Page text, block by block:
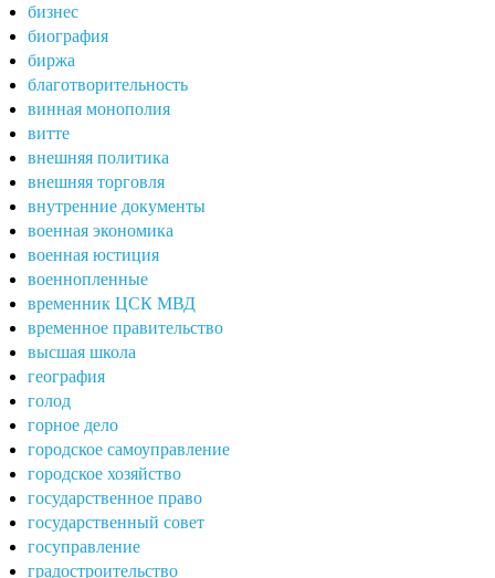
бизнес
биография
биржа
благотворительность
винная монополия
витте
внешняя политика
внешняя торговля
внутренние документы
военная экономика
военная юстиция
военнопленные
временник ЦСК МВД
временное правительство
высшая школа
география
голод
горное дело
городское самоуправление
городское хозяйство
государственное право
государственный совет
госуправление
градостроительство